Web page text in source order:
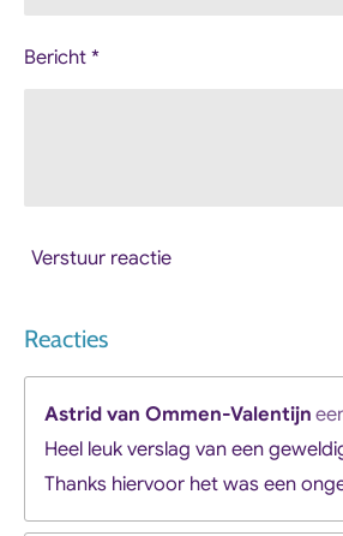
Bericht *
Verstuur reactie
Reacties
Astrid van Ommen-Valentijn
Heel leuk verslag van een
Thanks hiervoor het was een